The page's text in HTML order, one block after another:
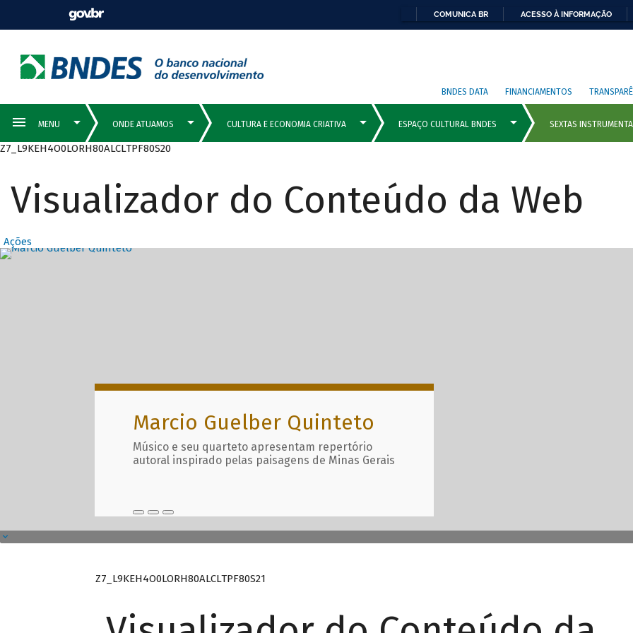
COMUNICA BR ACESSO À INFORMAÇÃO
BNDES DATA FINANCIAMENTOS
Z7_L9KEH4O0LORH80ALCLTPF80S20
Visualizador do Conteúdo da Web
Ações
Destaques Principais com
Marcio Guelber Quinteto
Músico e seu quarteto apresentam repertório
autoral inspirado pelas paisagens de Minas Gerais
Z7_L9KEH4O0LORH80ALCLTPF80S21